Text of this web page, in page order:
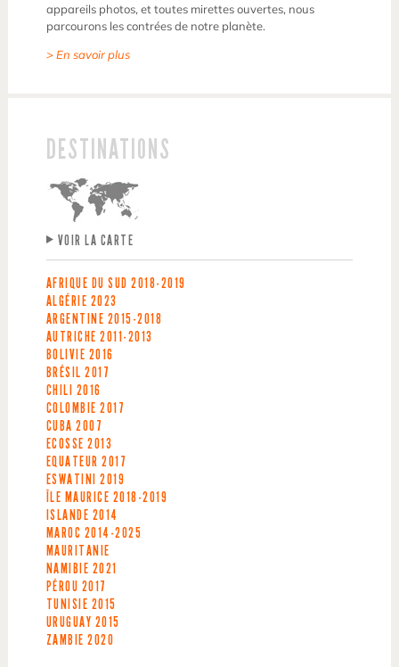
appareils photos, et toutes mirettes ouvertes, nous
parcourons les contrées de notre planète.
> En savoir plus
DESTINATIONS
VOIR LA CARTE
AFRIQUE DU SUD 2018-2019
ALGÉRIE 2023
ARGENTINE 2015-2018
AUTRICHE 2011-2013
BOLIVIE 2016
BRÉSIL 2017
CHILI 2016
COLOMBIE 2017
CUBA 2007
ECOSSE 2013
EQUATEUR 2017
ESWATINI 2019
ÎLE MAURICE 2018-2019
ISLANDE 2014
MAROC 2014-2025
MAURITANIE
NAMIBIE 2021
PÉROU 2017
TUNISIE 2015
URUGUAY 2015
ZAMBIE 2020